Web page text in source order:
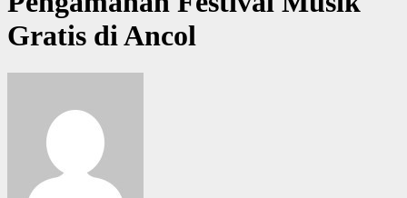
Gratis di Ancol